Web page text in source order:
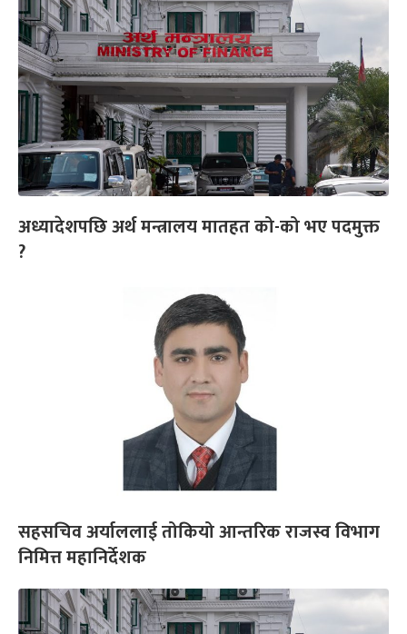
अध्यादेशपछि अर्थ मन्त्रालय मातहत को-को भए पदमुक्त
?
सहसचिव अर्याललाई तोकियो आन्तरिक राजस्व विभाग
निमित्त महानिर्देशक